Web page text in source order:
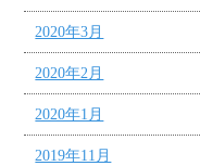
2020年3月
2020年2月
2020年1月
2019年11月